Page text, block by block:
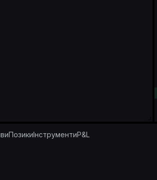
ПозикиІнструментиP&L